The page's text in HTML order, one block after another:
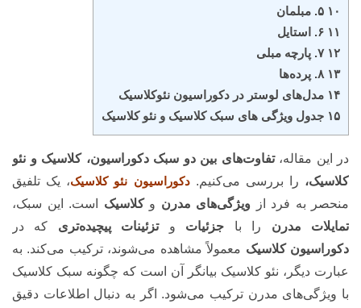
۱۰ ۵. مبلمان
۱۱ ۶. استایل
۱۲ ۷. پارچه مبلی
۱۳ ۸. پرده‌ها
۱۴ مدل‌های لوستر در دکوراسیون نئوکلاسیک
۱۵ جدول ویژگی های سبک کلاسیک و نئو کلاسیک
در این مقاله،تفاوت‌های بین دو سبک دکوراسیون، کلاسیک و نئو
کلاسیک، را بررسی می‌کنیم.دکوراسیون نئو کلاسیک، یک تلفیق
منحصر به فرد از ویژگی‌های مدرن وکلاسیک است. این سبک،
تمایلات مدرن را با جزئیات وتزئینات پیچیده‌تری که در
دکوراسیون کلاسیک معمولاً مشاهده می‌شوند، ترکیب می‌کند. به
عبارت دیگر، نئو کلاسیک بیانگر آن است که چگونه سبک کلاسیک
با ویژگی‌های مدرن ترکیب می‌شود. اگر به دنبال اطلاعات دقیق